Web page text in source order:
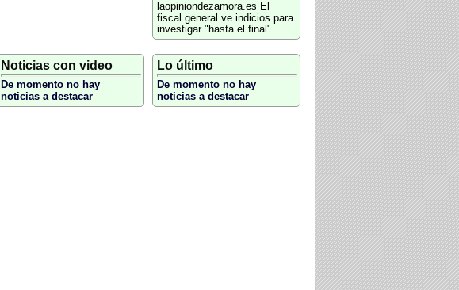
laopiniondezamora.es El
fiscal general ve indicios para
investigar "hasta el final"
Noticias con video
De momento no hay
noticias a destacar
Lo último
De momento no hay
noticias a destacar